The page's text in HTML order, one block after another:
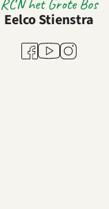
RCN het Grote Bos
Eelco Stienstra
Facebook
YoutubeInstagram